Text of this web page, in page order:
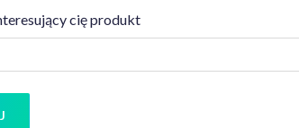
cię produkt